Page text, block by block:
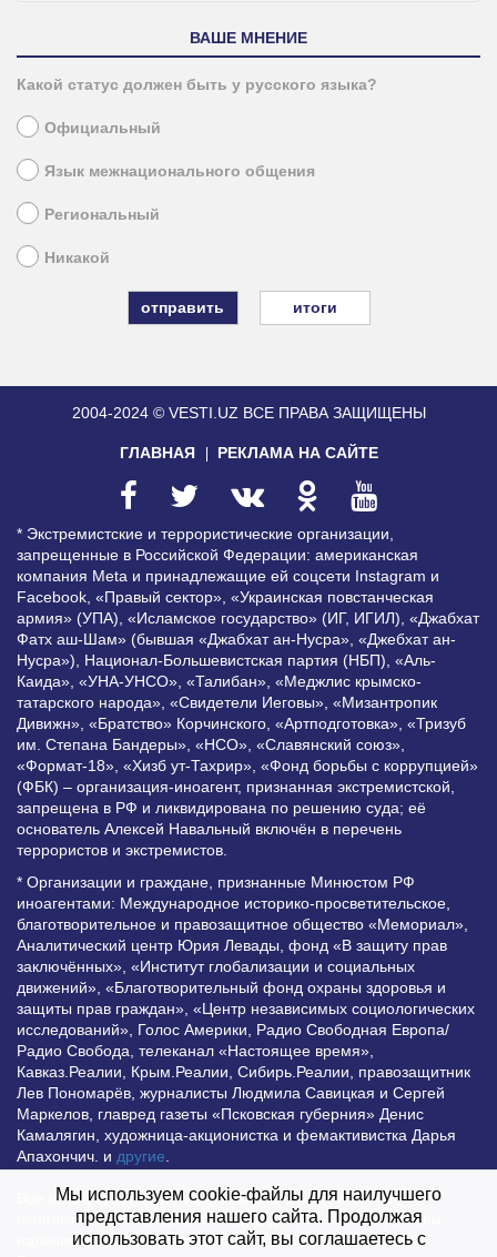
ВАШЕ МНЕНИЕ
Какой статус должен быть у русского языка?
Официальный
Язык межнационального общения
Региональный
Никакой
итоги
2004-2024 © VESTI.UZ ВСЕ ПРАВА ЗАЩИЩЕНЫ
ГЛАВНАЯ РЕКЛАМА НА САЙТЕ
* Экстремистские и террористические организации,
запрещенные в Российской Федерации: американская
компания Meta и принадлежащие ей соцсети Instagram и
Facebook, «Правый сектор», «Украинская повстанческая
армия» (УПА), «Исламское государство» (ИГ, ИГИЛ), «Джабхат
Фатх аш-Шам» (бывшая «Джабхат ан-Нусра», «Джебхат ан-
Нусра»), Национал-Большевистская партия (НБП), «Аль-
Каида», «УНА-УНСО», «Талибан», «Меджлис крымско-
татарского народа», «Свидетели Иеговы», «Мизантропик
Дивижн», «Братство» Корчинского, «Артподготовка», «Тризуб
им. Степана Бандеры», «НСО», «Славянский союз»,
«Формат-18», «Хизб ут-Тахрир», «Фонд борьбы с коррупцией»
(ФБК) – организация-иноагент, признанная экстремистской,
запрещена в РФ и ликвидирована по решению суда; её
основатель Алексей Навальный включён в перечень
террористов и экстремистов.
* Организации и граждане, признанные Минюстом РФ
иноагентами: Международное историко-просветительское,
благотворительное и правозащитное общество «Мемориал»,
Аналитический центр Юрия Левады, фонд «В защиту прав
заключённых», «Институт глобализации и социальных
движений», «Благотворительный фонд охраны здоровья и
защиты прав граждан», «Центр независимых социологических
исследований», Голос Америки, Радио Свободная Европа/
Радио Свобода, телеканал «Настоящее время»,
Кавказ.Реалии, Крым.Реалии, Сибирь.Реалии, правозащитник
Лев Пономарёв, журналисты Людмила Савицкая и Сергей
Маркелов, главред газеты «Псковская губерния» Денис
Камалягин, художница-акционистка и фемактивистка Дарья
Апахончич. и другие
Все права защищены и охраняются законом. Любое
использование материалов сайта допустимо при условии
наличия активной гиперссылки на Vesti.UZ.
Мы используем cookie-файлы для наилучшего
представления нашего сайта. Продолжая
использовать этот сайт, вы соглашаетесь с